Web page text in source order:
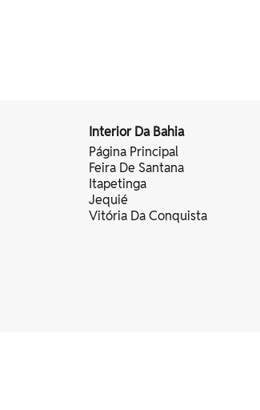
Interior Da Bahia
Página Principal
Feira De Santana
Itapetinga
Jequié
Vitória Da Conquista